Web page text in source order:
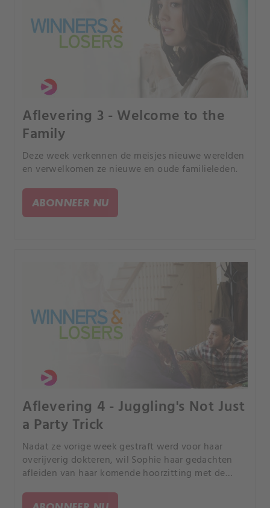
Aflevering 3 - Welcome to the
Family
Deze week verkennen de meisjes nieuwe werelden
en verwelkomen ze nieuwe en oude familieleden.
ABONNEER NU
Aflevering 4 - Juggling's Not Just
a Party Trick
Nadat ze vorige week gestraft werd voor haar
overijverig dokteren, wil Sophie haar gedachten
afleiden van haar komende hoorzitting met de